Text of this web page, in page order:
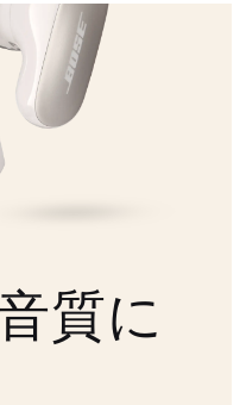
質に